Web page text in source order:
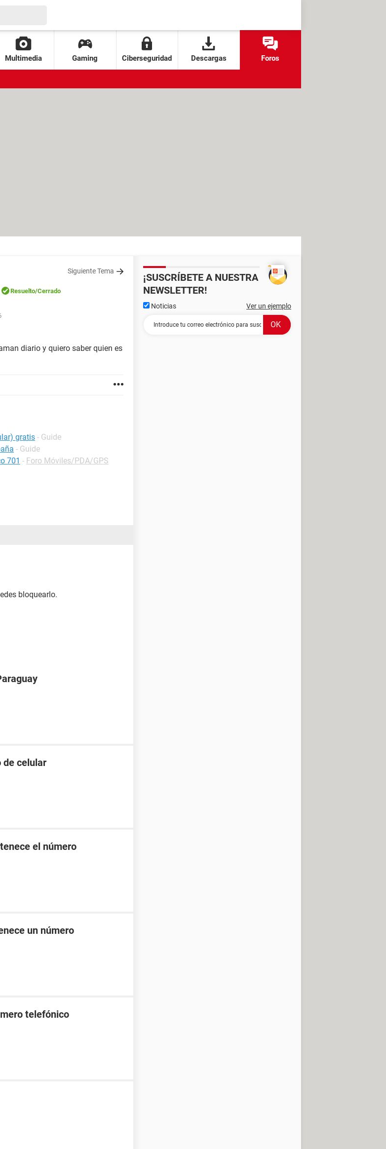
Multimedia Gaming Ciberseguridad Descargas Foros
Siguiente Tema
Resuelto/Cerrado
diario y quiero saber quien es
gratis - Guide
- Guide
701 - Foro Móviles/PDA/GPS
bloquearlo.
de celular
el número
un número
telefónico
¡SUSCRÍBETE A NUESTRA
NEWSLETTER!
Noticias Ver un ejemplo